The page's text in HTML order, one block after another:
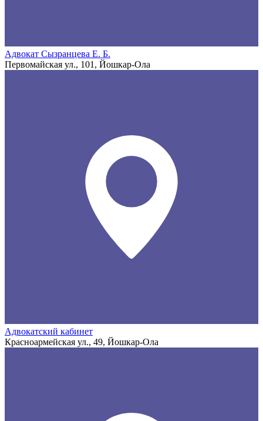
Адвокат Сызранцева Е. Б.
Первомайская ул., 101, Йошкар-Ола
Адвокатский кабинет
Красноармейская ул., 49, Йошкар-Ола